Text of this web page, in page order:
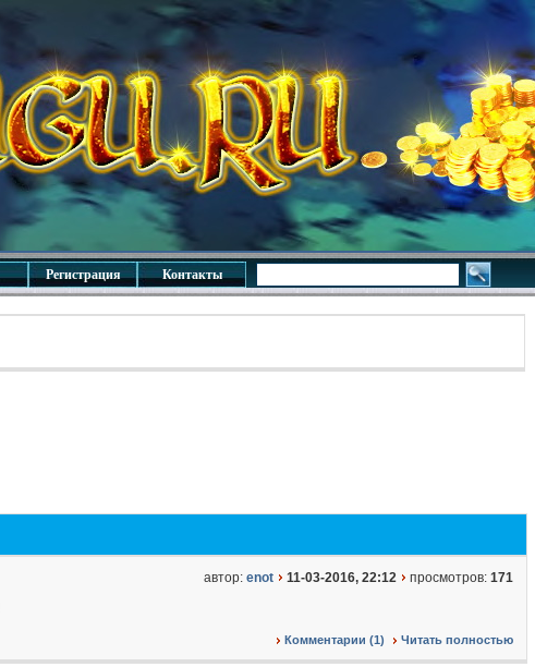
Регистрация Контакты
автор: enot 11-03-2016, 22:12 просмотров: 171
Комментарии (1) Читать полностью